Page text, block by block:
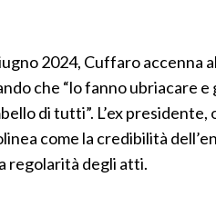
2024, Cuffaro accenna
che “lo fanno ubriacare
di tutti”. L’ex
come la credibilità
regolarità degli atti.